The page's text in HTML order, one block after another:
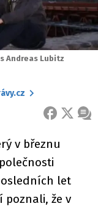
Andreas Lubitz
FACEBOOK
X
v březnu
let
poznali, že v